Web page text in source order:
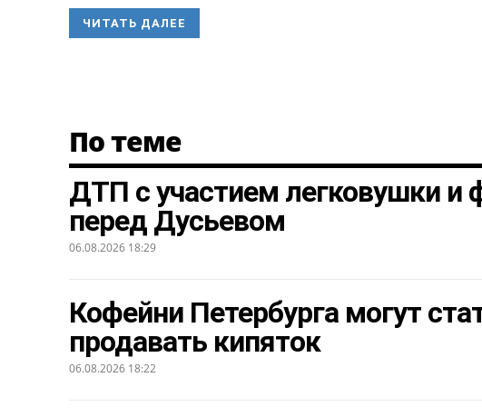
ЧИТАТЬ ДАЛЕЕ
По теме
ДТП с участием легковушки и
перед Дусьевом
06.08.2026 18:29
Кофейни Петербурга могут
продавать кипяток
06.08.2026 18:22